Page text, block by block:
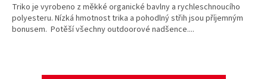
Triko je vyrobeno z měkké organické bavlny a rychleschnoucího
polyesteru. Nízká hmotnost trika a pohodlný střih jsou příjemným
bonusem. Potěší všechny outdoorové nadšence....